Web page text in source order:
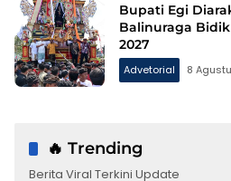
Bupati Egi
Balinuraga
2027
Advetorial 8
🔥 Trending
Berita Viral Terkini Update